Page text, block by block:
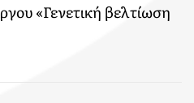
«Γενετική βελτίωση